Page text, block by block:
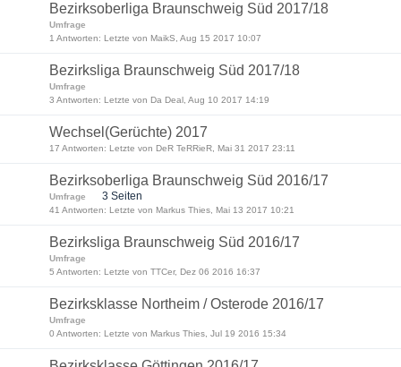
Bezirksoberliga Braunschweig Süd 2017/18
Umfrage
1 Antworten: Letzte von MaikS, Aug 15 2017 10:07
Bezirksliga Braunschweig Süd 2017/18
Umfrage
3 Antworten: Letzte von Da Deal, Aug 10 2017 14:19
Wechsel(Gerüchte) 2017
17 Antworten: Letzte von DeR TeRRieR, Mai 31 2017 23:11
Bezirksoberliga Braunschweig Süd 2016/17
Umfrage 3 Seiten
41 Antworten: Letzte von Markus Thies, Mai 13 2017 10:21
Bezirksliga Braunschweig Süd 2016/17
Umfrage
5 Antworten: Letzte von TTCer, Dez 06 2016 16:37
Bezirksklasse Northeim / Osterode 2016/17
Umfrage
0 Antworten: Letzte von Markus Thies, Jul 19 2016 15:34